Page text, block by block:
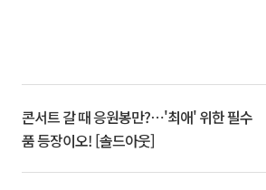
콘서트 갈 때 응원봉만?⋯'최애' 위한 필수
품 등장이오! [솔드아웃]